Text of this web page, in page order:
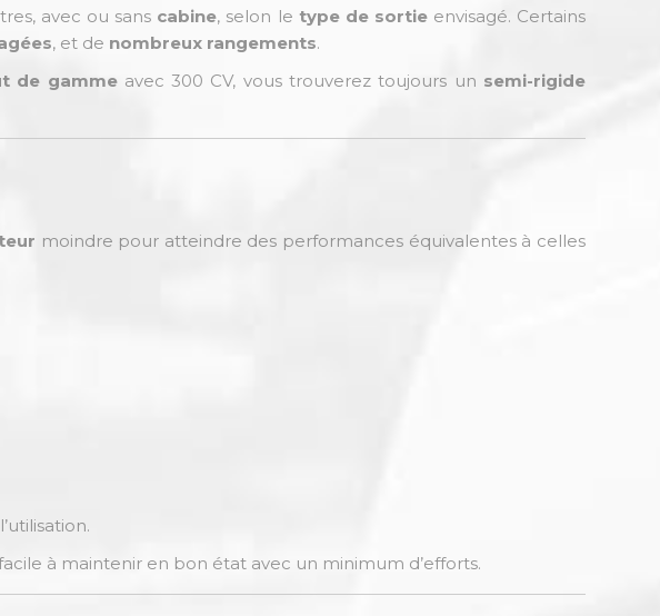
avec ou sans cabine, selon le type de sortieenvisagé. Certains
, et de nombreux rangements.
de gammeavec 300 CV, vous trouverez toujours un semi-rigide
moindre pour atteindre des performances équivalentes à celles
à maintenir en bon état avec un minimum d’efforts.